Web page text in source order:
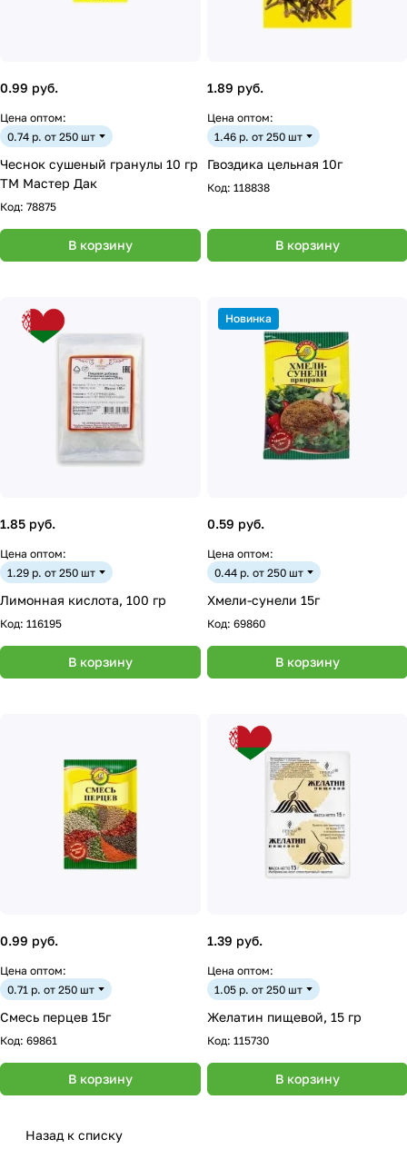
0.99 руб.
Цена оптом:
0.74 р. от 250 шт
Чеснок сушеный гранулы 10 гр
ТМ Мастер Дак
Код: 78875
В корзину
1.89 руб.
Цена оптом:
1.46 р. от 250 шт
Гвоздика цельная 10г
Код: 118838
В корзину
1.85 руб.
Цена оптом:
1.29 р. от 250 шт
Лимонная кислота, 100 гр
Код: 116195
В корзину
Новинка
0.59 руб.
Цена оптом:
0.44 р. от 250 шт
Хмели-сунели 15г
Код: 69860
В корзину
0.99 руб.
Цена оптом:
0.71 р. от 250 шт
Смесь перцев 15г
Код: 69861
В корзину
1.39 руб.
Цена оптом:
1.05 р. от 250 шт
Желатин пищевой, 15 гр
Код: 115730
В корзину
Назад к списку